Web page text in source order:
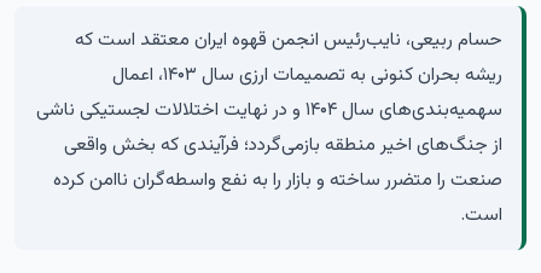
حسام ربیعی، نایب‌رئیس انجمن قهوه ایران معتقد است که
ریشه بحران کنونی به تصمیمات ارزی سال ۱۴۰۳، اعمال
سهمیه‌بندی‌های سال ۱۴۰۴ و در نهایت اختلالات لجستیکی ناشی
از جنگ‌های اخیر منطقه بازمی‌گردد؛ فرآیندی که بخش واقعی
صنعت را متضرر ساخته و بازار را به نفع واسطه‌گران ناامن کرده
است.